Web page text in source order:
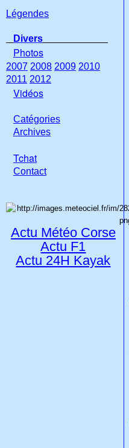
Légendes
Divers
Photos
2007 2008 2009 2010
2011 2012
Vidéos
Catégories
Archives
Tchat
Contact
Actu Météo Corse
Actu F1
Actu 24H Kayak